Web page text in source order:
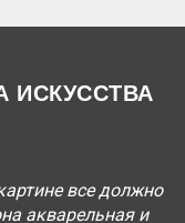
ИСКУССТВА
все должно
акварельная и